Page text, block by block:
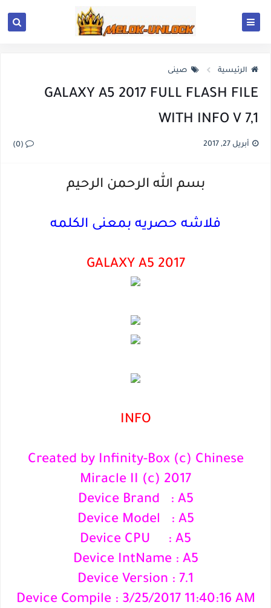
الرئيسية صينى
GALAXY A5 2017 FULL FLASH FILE
WITH INFO V 7,1
أبريل 27, 2017 (0)
بسم الله الرحمن الرحيم
فلاشه حصريه بمعنى الكلمه
GALAXY A5 2017
INFO
Created by Infinity-Box (c) Chinese
Miracle II (c) 2017
Device Brand : A5
Device Model : A5
Device CPU : A5
Device IntName : A5
Device Version : 7.1
Device Compile : 3/25/2017 11:40:16 AM